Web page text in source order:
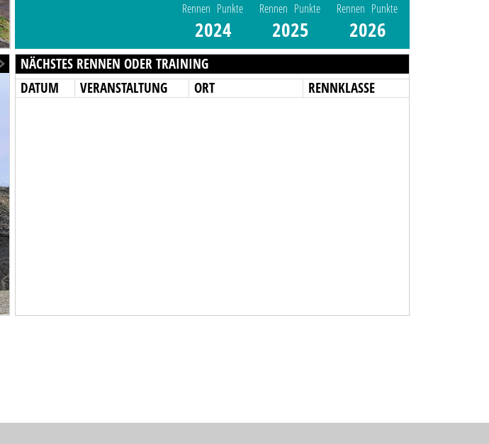
Rennen Punkte
2024
Rennen Punkte
2025
Rennen Punkte
2026
NÄCHSTES RENNEN ODER TRAINING
DATUM
VERANSTALTUNG ORT RENNKLASSE